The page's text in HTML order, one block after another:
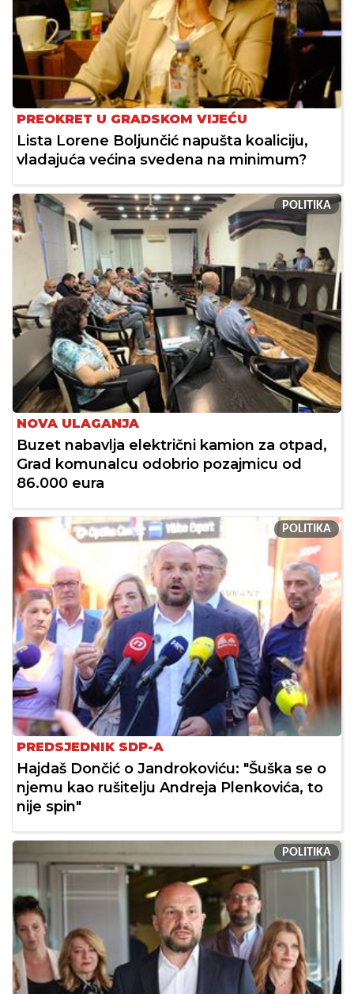
PREOKRET U GRADSKOM VIJEĆU
Lista Lorene Boljunčić napušta koaliciju,
vladajuća većina svedena na minimum?
POLITIKA
NOVA ULAGANJA
Buzet nabavlja električni kamion za otpad,
Grad komunalcu odobrio pozajmicu od
86.000 eura
POLITIKA
PREDSJEDNIK SDP-A
Hajdaš Dončić o Jandrokoviću: "Šuška se o
njemu kao rušitelju Andreja Plenkovića, to
nije spin"
POLITIKA